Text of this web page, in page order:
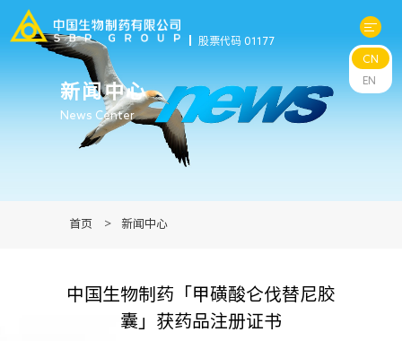
股票代码 01177
可持续发展
CN
EN
新闻中心
News Center
首页 > 新闻中心
中国生物制药「甲磺酸仑伐替尼胶
囊」获药品注册证书